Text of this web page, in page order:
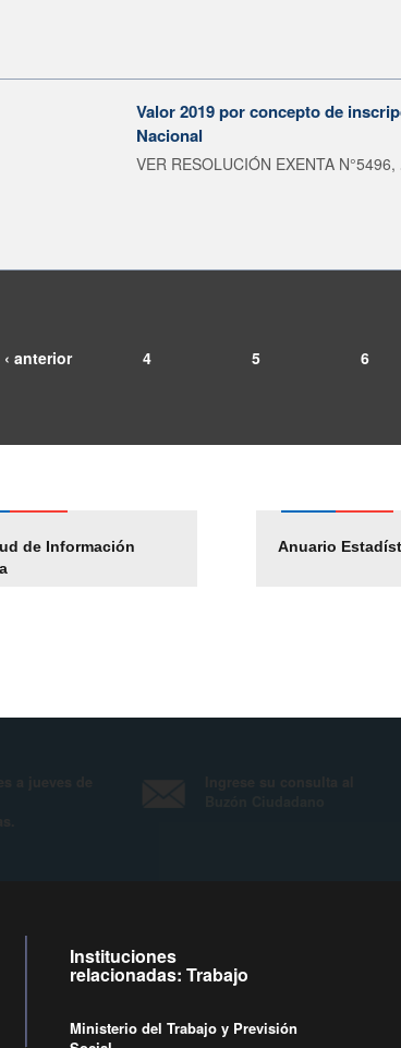
Valor 2019 por concepto de
Nacional
VER RESOLUCIÓN EXENTA N°5496,
‹ anterior 4 5 6
de Información
Anuario
Empleos Públicos
Instituciones
relacionadas: Trabajo
Ministerio del Trabajo y Previsión